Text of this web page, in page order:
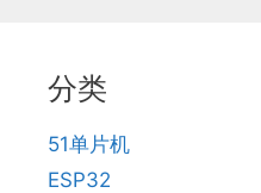
分类
51单片机
ESP32